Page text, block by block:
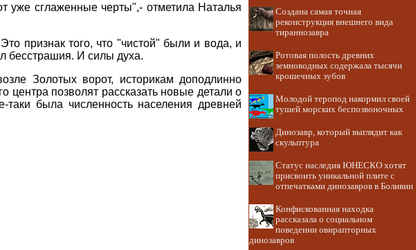
уже сглаженные черты",- отметила Наталья
признак того, что "чистой" были и вода, и
бесстрашия. И силы духа.
Золотых ворот, историкам доподлинно
центра позволят рассказать новые детали о
таки была численность населения древней
Создана самая точная
реконструкция внешнего вида
тираннозавра
Ротовая полость древних
земноводных содержала тысячи
крошечных зубов
Молодой теропод накормил своей
тушей морских беспозвоночных
Динозавр, который выглядит как
скульптура
Статус наследия ЮНЕСКО хотят
присвоить уникальной плите с
отпечатками динозавров в Боливии
Конфискованная находка
рассказала о социальном
поведении овирапторных
динозавров